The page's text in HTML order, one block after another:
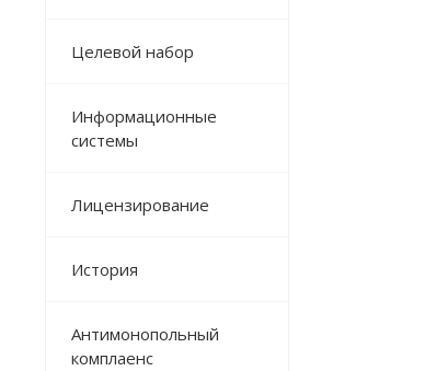
Целевой набор
Информационные
системы
Лицензирование
История
Антимонопольный
комплаенс